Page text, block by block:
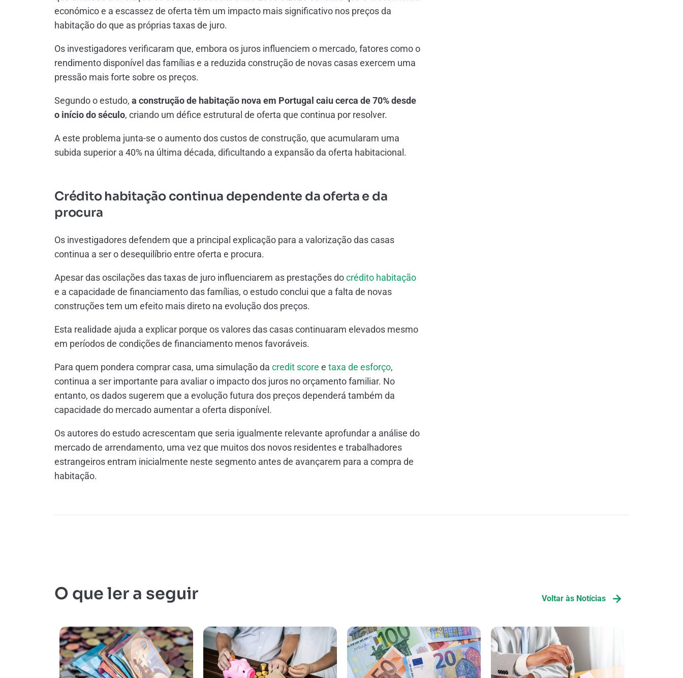
económico e a escassez de oferta têm um impacto mais significativo nos preços da
habitação do que as próprias taxas de juro.
Os investigadores verificaram que, embora os juros influenciem o mercado, fatores como o
rendimento disponível das famílias e a reduzida construção de novas casas exercem uma
pressão mais forte sobre os preços.
Segundo o estudo, a construção de habitação nova em Portugal caiu cerca de70% desde
o início do século, criando um défice estrutural de oferta que continua por resolver.
A este problema junta-se o aumento dos custos de construção, que acumularam uma
subida superior a 40% na última década, dificultando a expansão da oferta habitacional.
Crédito habitação continua dependente da oferta e da
procura
Os investigadores defendem que a principal explicação para a valorização das casas
continua a ser o desequilíbrio entre oferta e procura.
Apesar das oscilações das taxas de juro influenciarem as prestações docrédito habitação
e a capacidade de financiamento das famílias, o estudo conclui que a falta de novas
construções tem um efeito mais direto na evolução dos preços.
Esta realidade ajuda a explicar porque os valores das casas continuaram elevados mesmo
em períodos de condições de financiamento menos favoráveis.
Para quem pondera comprar casa, uma simulação da credit score e taxa de esforço,
continua a ser importante para avaliar o impacto dos juros no orçamento familiar. No
entanto, os dados sugerem que a evolução futura dos preços dependerá também da
capacidade do mercado aumentar a oferta disponível.
Os autores do estudo acrescentam que seria igualmente relevante aprofundar a análise do
mercado de arrendamento, uma vez que muitos dos novos residentes e trabalhadores
estrangeiros entram inicialmente neste segmento antes de avançarem para a compra de
habitação.
O que ler a seguir Voltar às Notícias